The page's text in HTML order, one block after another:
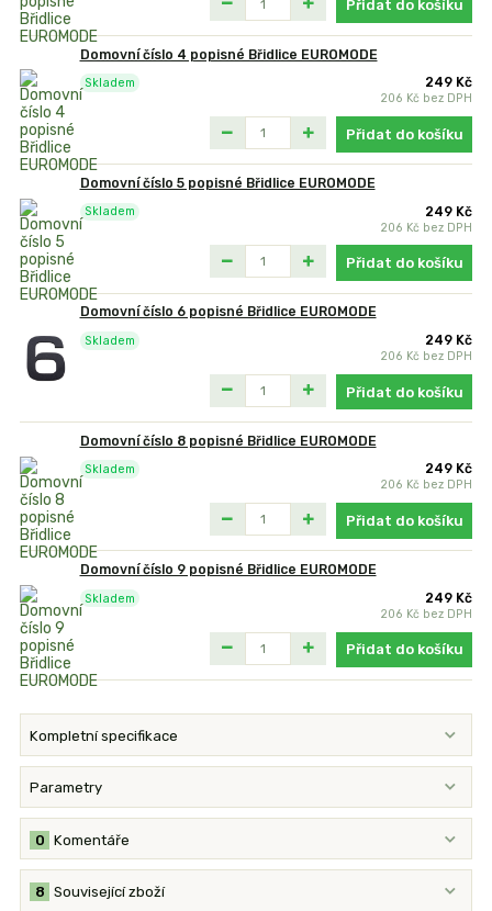
Přidat do košíku
Domovní číslo 4 popisné Břidlice EUROMODE
249 Kč
206 Kč bez DPH
Skladem
Přidat do košíku
Domovní číslo 5 popisné Břidlice EUROMODE
249 Kč
206 Kč bez DPH
Skladem
Přidat do košíku
Domovní číslo 6 popisné Břidlice EUROMODE
249 Kč
206 Kč bez DPH
Skladem
Přidat do košíku
Domovní číslo 8 popisné Břidlice EUROMODE
249 Kč
206 Kč bez DPH
Skladem
Přidat do košíku
Domovní číslo 9 popisné Břidlice EUROMODE
249 Kč
206 Kč bez DPH
Skladem
Přidat do košíku
Kompletní specifikace
Parametry
Komentáře
0
Související zboží
8